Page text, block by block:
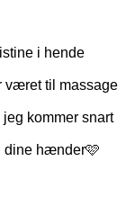
i hende
været til massage
kommer snart
dine hænder🩷